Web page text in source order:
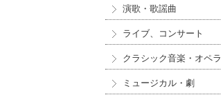
演歌・歌謡曲
ライブ、コンサート
クラシック音楽・オペラ
ミュージカル・劇